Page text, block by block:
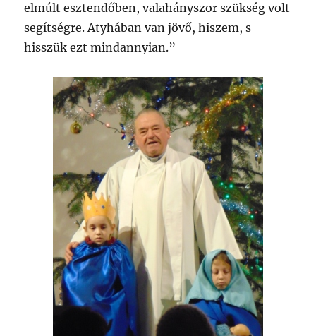
elmúlt esztendőben, valahányszor szükség volt
segítségre. Atyhában van jövő, hiszem, s
hisszük ezt mindannyian.”